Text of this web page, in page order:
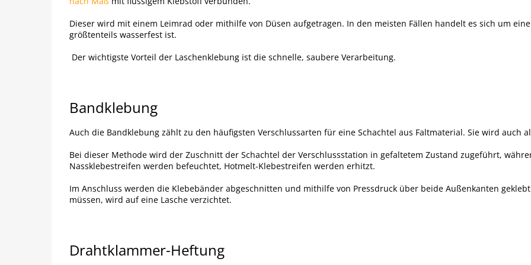
Dieser wird mit einem Leimrad oder mithilfe von Düsen aufgetragen. In den meisten Fällen handelt es sich um
größtenteils wasserfest ist.
Der wichtigste Vorteil der Laschenklebung ist die schnelle, saubere Verarbeitung.
Bandklebung
Auch die Bandklebung zählt zu den häufigsten Verschlussarten für eine Schachtel aus Faltmaterial. Sie wird auch
Bei dieser Methode wird der Zuschnitt der Schachtel der Verschlussstation in gefaltetem Zustand zugeführt,
Nassklebestreifen werden befeuchtet, Hotmelt-Klebestreifen werden erhitzt.
Im Anschluss werden die Klebebänder abgeschnitten und mithilfe von Pressdruck über beide Außenkanten
müssen, wird auf eine Lasche verzichtet.
Drahtklammer-Heftung